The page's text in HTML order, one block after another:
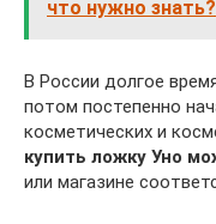
что нужно знать?
В России долгое
потом постепенно
косметических и
купить ложку Уно
или магазине